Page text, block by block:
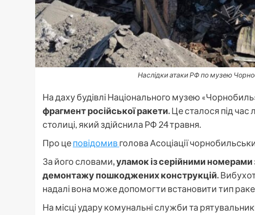
Наслідки атаки РФ по музею
На даху будівлі Національного музею
фрагмент російської ракети.Це сталося під час
столиці, який здійснила РФ 24 травня.
Про цеповідомивголова Асоціації
За його словами, уламок із серійними
демонтажу пошкоджених конструкцій.
надалі вона може допомогти встановити тип
На місці удару комунальні служби та